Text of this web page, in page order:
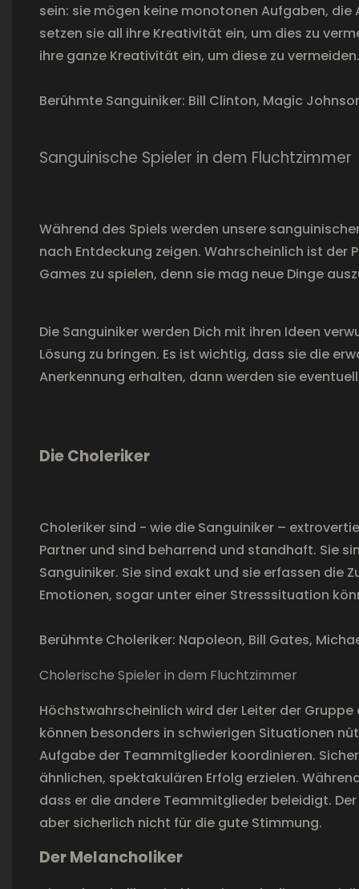
sein: sie mögen keine monotonen Aufgaben,
setzen sie all ihre Kreativität ein, um dies zu
ihre ganze Kreativität ein, um diese zu vermeiden.
Berühmte Sanguiniker: Bill Clinton, Magic
Sanguinische Spieler in dem Fluchtzimmer
Während des Spiels werden unsere
nach Entdeckung zeigen. Wahrscheinlich ist der
Games zu spielen, denn sie mag neue Dinge
Die Sanguiniker werden Dich mit ihren Ideen
Lösung zu bringen. Es ist wichtig, dass sie die
Anerkennung erhalten, dann werden sie
Die Choleriker
Choleriker sind - wie die Sanguiniker –
Partner und sind beharrend und standhaft. Sie
Sanguiniker. Sie sind exakt und sie erfassen die
Emotionen, sogar unter einer Stresssituation
Berühmte Choleriker: Napoleon, Bill Gates,
Cholerische Spieler in dem Fluchtzimmer
Höchstwahrscheinlich wird der Leiter der
können besonders in schwierigen Situationen
Aufgabe der Teammitglieder koordinieren.
ähnlichen, spektakulären Erfolg erzielen.
dass er die andere Teammitglieder beleidigt.
aber sicherlich nicht für die gute Stimmung.
Der Melancholiker